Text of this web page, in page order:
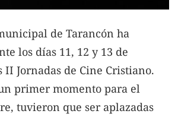
de Tarancón ha
los días 11, 12 y 13 de
Jornadas de Cine Cristiano.
primer momento para el
tuvieron que ser aplazadas